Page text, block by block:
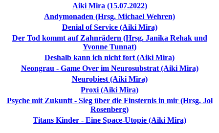
Aiki Mira (15.07.2022)
Andymonaden (Hrsg. Michael Wehren)
Denial of Service (Aiki Mira)
Der Tod kommt auf Zahnrädern (Hrsg. Janika Rehak und
Yvonne Tunnat)
Deshalb kann ich nicht fort (Aiki Mira)
Neongrau - Game Over im Neurosubstrat (Aiki Mira)
Neurobiest (Aiki Mira)
Proxi (Aiki Mira)
Psyche mit Zukunft - Sieg über die Finsternis in mir (Hrsg. Jol
Rosenberg)
Titans Kinder - Eine Space-Utopie (Aiki Mira)